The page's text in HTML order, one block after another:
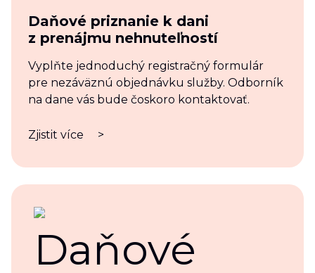
Daňové priznanie k dani
z prenájmu nehnuteľností
Vyplňte jednoduchý registračný formulár
pre nezáväznú objednávku služby. Odborník
na dane vás bude čoskoro kontaktovať.
Zjistit více >